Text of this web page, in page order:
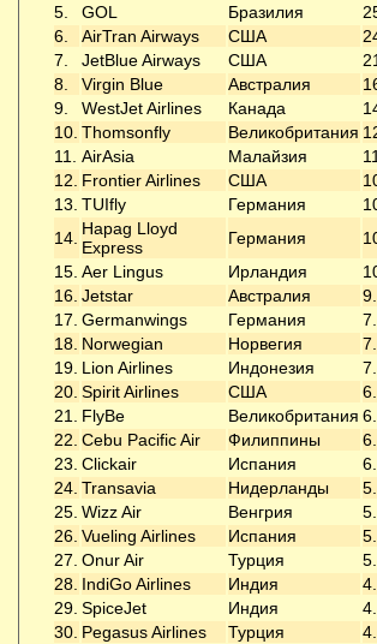
5.
GOL Бразилия
6.
AirTran Airways США
7.
JetBlue Airways США
8.
Virgin Blue Австралия
9.
WestJet Airlines Канада
10. Thomsonfly Великобритания
11.
AirAsia Малайзия
12. Frontier Airlines США
13. TUIfly Германия
14. Hapag Lloyd
Express
Германия
15. Aer Lingus Ирландия
16. Jetstar Австралия
17. Germanwings Германия
18. Norwegian Норвегия
19. Lion Airlines Индонезия
20. Spirit Airlines США
21.
FlyBe Великобритания
22. Cebu Pacific Air Филиппины
23. Clickair Испания
24. Transavia Нидерланды
25. Wizz Air Венгрия
26. Vueling Airlines Испания
27. Onur Air Турция
28. IndiGo Airlines Индия
29. SpiceJet Индия
30. Pegasus Airlines Турция